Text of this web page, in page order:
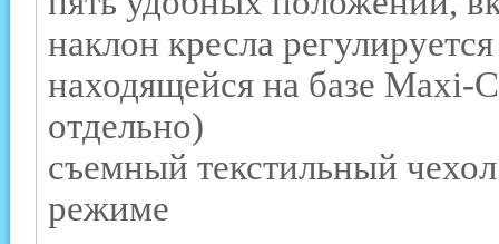
наклон кресла
находящейся на базе Maxi-
отдельно)
съемный текстильный
режиме